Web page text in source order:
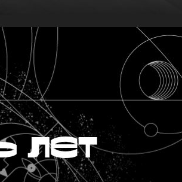
лет